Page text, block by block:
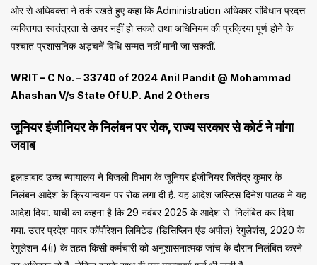
ओर से अधिवक्ता ने तर्क रखते हुए कहा कि Administration अधिकार संविधान प्रदत्त
व्यक्तिगत स्वतंत्रता से ऊपर नहीं हो सकते तथा अधिनियम की प्रक्रिया पूर्ण होने के
पश्चात प्रशासनिक अड़चनें विधि सम्मत नहीं मानी जा सकतीं.
WRIT – C No. – 33740 of 2024 Anil Pandit @ Mohammad
Ahashan V/s State Of U.P. And 2 Others
जूनियर इंजीनियर के निलंबन पर रोक, राज्य सरकार से कोर्ट ने मांगा
जवाब
इलाहाबाद उच्च न्यायालय ने बिजली विभाग के जूनियर इंजीनियर जितेंद्र कुमार के
निलंबन आदेश के क्रियान्वयन पर रोक लगा दी है. यह आदेश जस्टिस दिनेश पाठक ने यह
आदेश दिया. याची का कहना है कि 29 नवंबर 2025 के आदेश से निलंबित कर दिया
गया. उत्तर प्रदेश पावर कॉर्पोरेशन लिमिटेड (डिसिप्लिन एंड अपील) रेगुलेशंस, 2020 के
रेगुलेशन 4(i) के तहत किसी कर्मचारी को अनुशासनात्मक जांच के दौरान निलंबित करने